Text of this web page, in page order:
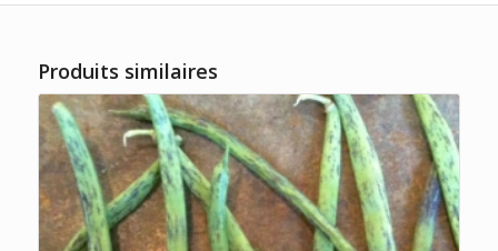
Produits similaires